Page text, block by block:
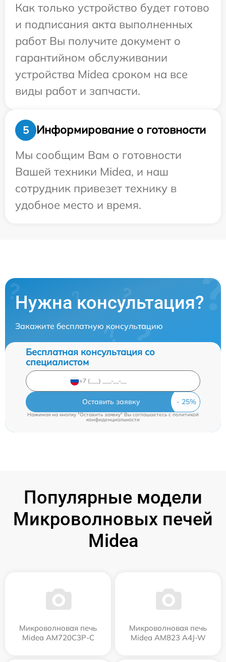
Как только устройство будет готово
и подписания акта выполненных
работ Вы получите документ о
гарантийном обслуживании
устройства Midea сроком на все
виды работ и запчасти.
5
Информирование о готовности
Мы сообщим Вам о готовности
Вашей техники Midea, и наш
сотрудник привезет технику в
удобное место и время.
Нужна консультация?
Закажите бесплатную консультацию
Бесплатная консультация со
специалистом
Оставить заявку
Нажимая на кнопку "Оставить заявку" Вы соглашаетесь cполитикой
конфиденциальности
Популярные модели
Микроволновых печей
Midea
Микроволновая печь
Midea AM720C3P-C
Микроволновая печь
Midea AM823 A4J-W